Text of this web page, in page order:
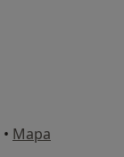
• Mapa